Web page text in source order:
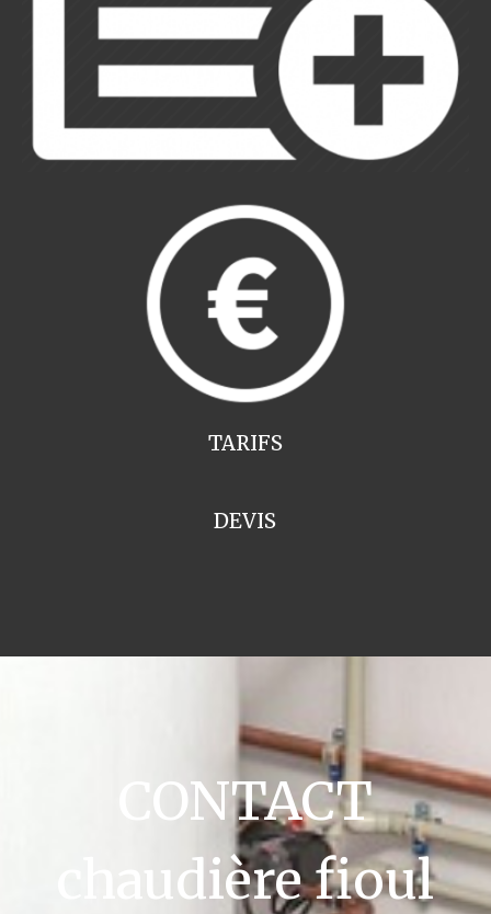
TARIFS
DEVIS
CONTACT
chaudière fioul